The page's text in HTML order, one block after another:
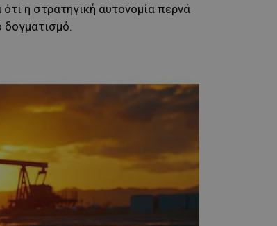
η στρατηγική αυτονομία περνά
δογματισμό.